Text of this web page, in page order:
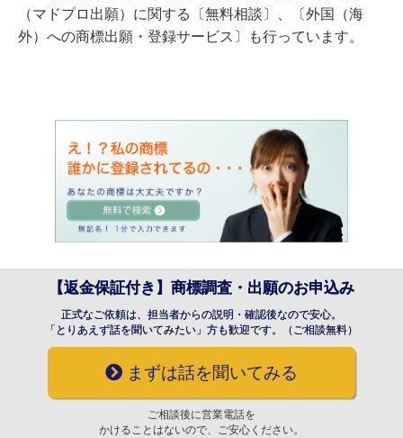
（マドプロ出願）に関する〔無料相談〕、〔外国（海
外）への商標出願・登録サービス〕も行っています。
【返金保証付き】商標調査・出願のお申込み
正式なご依頼は、担当者からの説明・確認後なので安心。
「とりあえず話を聞いてみたい」方も歓迎です。（ご相談無料）
まずは話を聞いてみる
ご相談後に営業電話を
かけることはないので、ご安心ください。